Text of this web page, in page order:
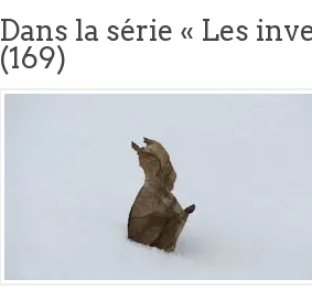
Dans la série « Les
(169)